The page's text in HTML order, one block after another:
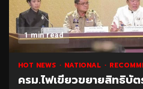
1 min read
HOT NEWS NATIONAL
ครม.ไฟเขียวขยายสิทธิบั